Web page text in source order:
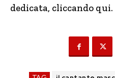
dedicata, cliccando qui.